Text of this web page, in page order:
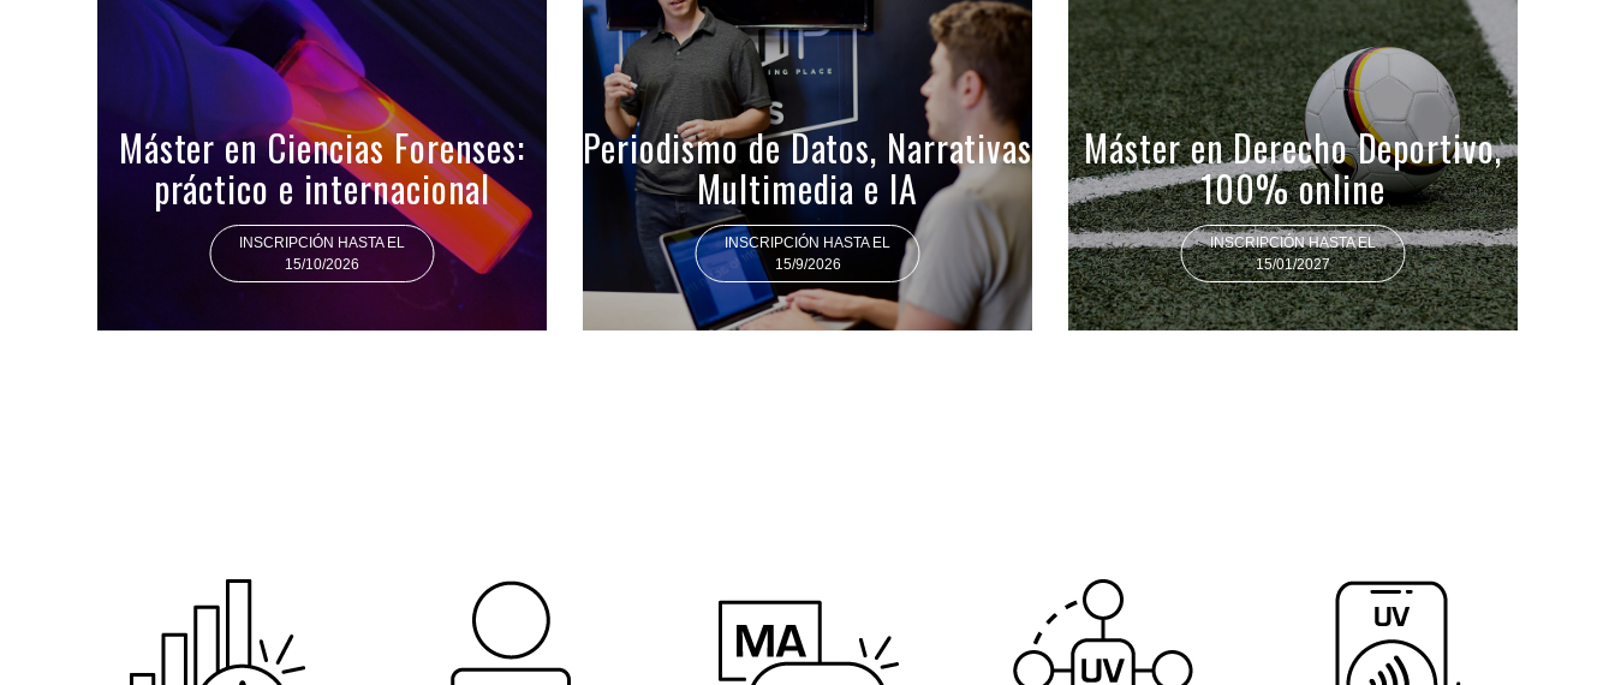
Máster en Ciencias Forenses:
práctico e internacional
INSCRIPCIÓN HASTA EL
15/10/2026
Periodismo de Datos, Narrativas
Multimedia e IA
INSCRIPCIÓN HASTA EL
15/9/2026
Máster en Derecho Deportivo,
100% online
INSCRIPCIÓN HASTA EL
15/01/2027